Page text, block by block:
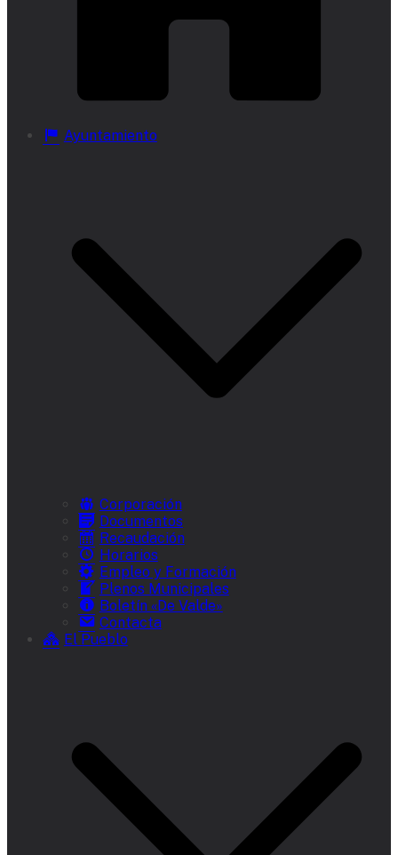
Ayuntamiento
Corporación
Documentos
Recaudación
Horarios
Empleo y Formación
Plenos Municipales
Boletín «De Valde»
Contacta
El Pueblo